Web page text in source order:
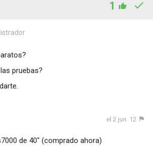
1
pruebas?
el 2 jun. 12
de 40" (comprado ahora)